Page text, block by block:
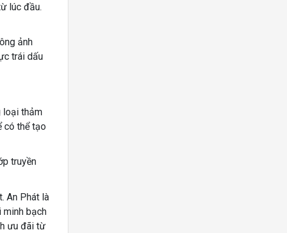
lúc đầu.
ảnh
trái dấu
loại thảm
có thể tạo
truyền
An Phát là
minh bạch
ưu đãi từ